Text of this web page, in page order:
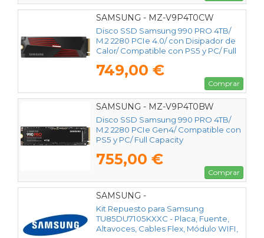
SAMSUNG - MZ-V9P4T0CW
Disco SSD Samsung 990 PRO 4TB/
M.2 2280 PCIe 4.0/ con Disipador de
Calor/ Compatible con PS5 y PC/ Full
749,00 €
Comprar
SAMSUNG - MZ-V9P4T0BW
Disco SSD Samsung 990 PRO 4TB/
M.2 2280 PCIe Gen4/ Compatible con
PS5 y PC/ Full Capacity
755,00 €
Comprar
SAMSUNG -
Kit Repuesto para Samsung
TU85DU7105KXXC - Placa, Fuente,
Altavoces, Cables Flex, Módulo WIFI,